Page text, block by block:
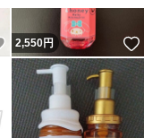
いいね！
2,550円